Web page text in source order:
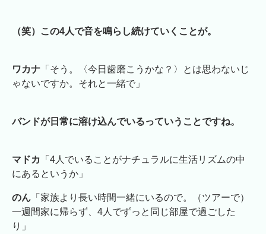
（笑）この4人で音を鳴らし続けていくことが。
ワカナ 「そう。〈今日歯磨こうかな？〉とは思わないじ
ゃないですか。それと一緒で」
バンドが日常に溶け込んでいるっていうことですね。
マドカ
「4人でいることがナチュラルに生活リズムの中
にあるというか」
のん 「家族より長い時間一緒にいるので。（ツアーで）
一週間家に帰らず、4人でずっと同じ部屋で過ごした
り」